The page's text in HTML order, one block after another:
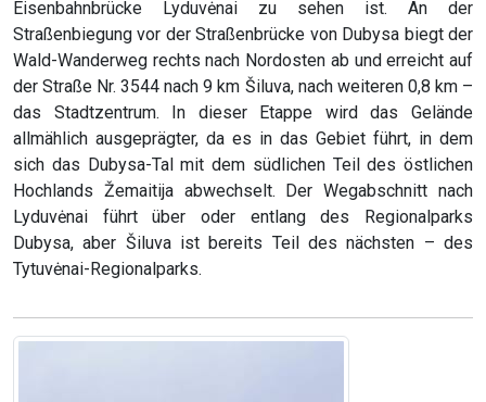
Eisenbahnbrücke Lyduvėnai zu sehen ist. An der
Straßenbiegung vor der Straßenbrücke von Dubysa biegt der
Wald-Wanderweg rechts nach Nordosten ab und erreicht auf
der Straße Nr. 3544 nach 9 km Šiluva, nach weiteren 0,8 km –
das Stadtzentrum. In dieser Etappe wird das Gelände
allmählich ausgeprägter, da es in das Gebiet führt, in dem
sich das Dubysa-Tal mit dem südlichen Teil des östlichen
Hochlands Žemaitija abwechselt. Der Wegabschnitt nach
Lyduvėnai führt über oder entlang des Regionalparks
Dubysa, aber Šiluva ist bereits Teil des nächsten – des
Tytuvėnai-Regionalparks.